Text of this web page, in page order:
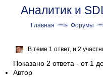
Аналитик и
Главная Форумы
В теме 1 ответ, и 2
Показано 2 ответа - от 1
Автор